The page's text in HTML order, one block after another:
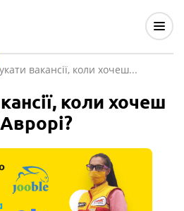
вакансії, коли хочеш...
коли хочеш